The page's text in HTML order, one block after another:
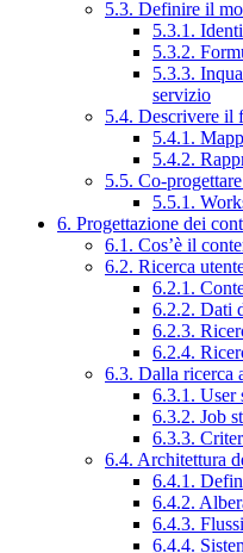
5.3. Definire il
5.3.1.
5.3.2.
5.3.3.
servizio
5.4. Descrivere il
5.4.1.
5.4.2.
5.5. Co-
5.5.1.
6. Progettazione dei
6.1. Cos’è il
6.2. Ricerca
6.2.1.
6.2.2. Dati
6.2.3.
6.2.4.
6.3. Dalla ricerca
6.3.1. User
6.3.2. Job
6.3.3.
6.4. Architettura
6.4.1.
6.4.2.
6.4.3.
6.4.4.